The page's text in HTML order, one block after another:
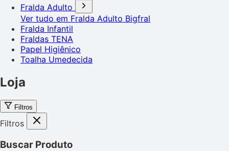
Fralda Adulto
Ver tudo em Fralda Adulto Bigfral
Fralda Infantil
Fraldas TENA
Papel Higiênico
Toalha Umedecida
Loja
Filtros
Filtros
Buscar Produto